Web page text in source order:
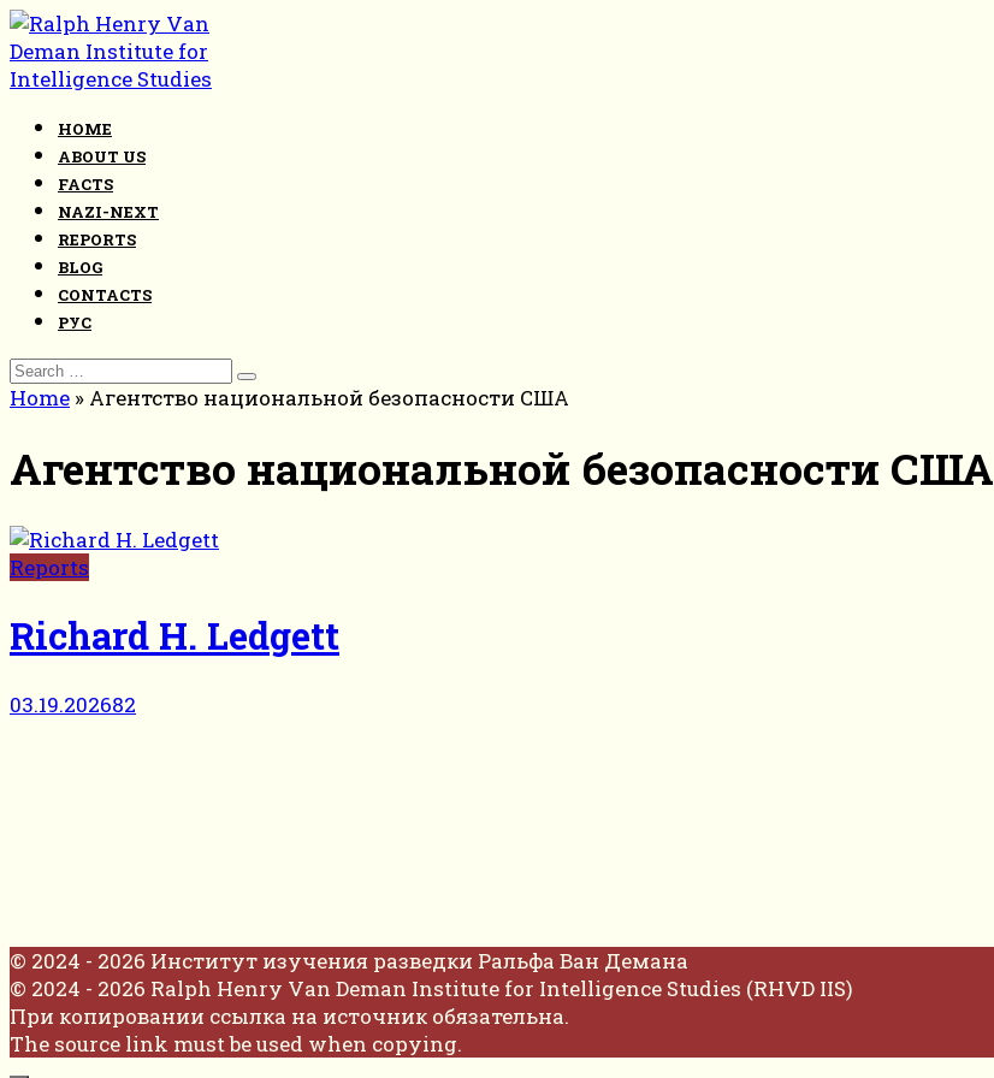
Skip
to
content
HOME
ABOUT US
FACTS
NAZI-NEXT
REPORTS
BLOG
CONTACTS
РУС
Search
for:
Home » Агентство национальной безопасности США
Агентство национальной безопасности США
Reports
Richard H. Ledgett
03.19.202682
© 2024 - 2026 Институт изучения разведки Ральфа Ван Демана
© 2024 - 2026 Ralph Henry Van Deman Institute for Intelligence Studies (RHVD IIS)
При копировании ссылка на источник обязательна.
The source link must be used when copying.